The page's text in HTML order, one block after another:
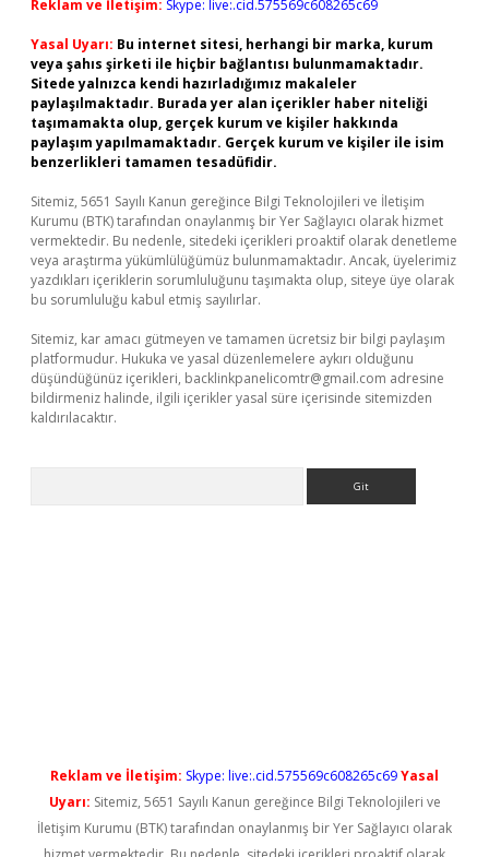
Reklam ve İletişim: Skype: live:.cid.575569c608265c69
Yasal Uyarı: Bu internet sitesi, herhangi bir marka, kurum
veya şahıs şirketi ile hiçbir bağlantısı bulunmamaktadır.
Sitede yalnızca kendi hazırladığımız makaleler
paylaşılmaktadır. Burada yer alan içerikler haber niteliği
taşımamakta olup, gerçek kurum ve kişiler hakkında
paylaşım yapılmamaktadır. Gerçek kurum ve kişiler ile isim
benzerlikleri tamamen tesadüfidir.
Sitemiz, 5651 Sayılı Kanun gereğince Bilgi Teknolojileri ve İletişim
Kurumu (BTK) tarafından onaylanmış bir Yer Sağlayıcı olarak hizmet
vermektedir. Bu nedenle, sitedeki içerikleri proaktif olarak denetleme
veya araştırma yükümlülüğümüz bulunmamaktadır. Ancak, üyelerimiz
yazdıkları içeriklerin sorumluluğunu taşımakta olup, siteye üye olarak
bu sorumluluğu kabul etmiş sayılırlar.
Sitemiz, kar amacı gütmeyen ve tamamen ücretsiz bir bilgi paylaşım
platformudur. Hukuka ve yasal düzenlemelere aykırı olduğunu
düşündüğünüz içerikleri, backlinkpanelicomtr@gmail.com adresine
bildirmeniz halinde, ilgili içerikler yasal süre içerisinde sitemizden
kaldırılacaktır.
Reklam ve İletişim: Skype: live:.cid.575569c608265c69Yasal
Uyarı: Sitemiz, 5651 Sayılı Kanun gereğince Bilgi Teknolojileri ve
İletişim Kurumu (BTK) tarafından onaylanmış bir Yer Sağlayıcı olarak